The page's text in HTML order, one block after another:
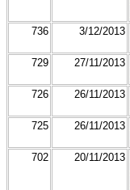
736 3/12/2013
729 27/11/2013
726 26/11/2013
725 26/11/2013
702 20/11/2013